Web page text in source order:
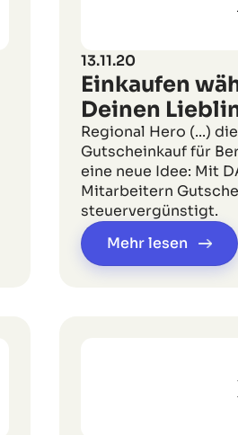
13.11.20
Einkaufen
Deinen
Regional Hero (...)
Gutscheinkauf für
eine neue Idee: Mit
Mitarbeitern
steuervergünstigt.
Mehr lesen